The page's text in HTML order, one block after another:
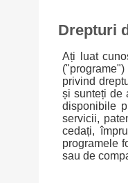
Drepturi
Ați luat
privind
și sunteți de
disponibile
servicii,
cedați,
programele
sau de